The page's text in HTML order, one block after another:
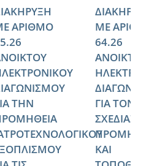
ΑΡΙΘΜΟ
ΤΗΝ
ΜΕ
64.26
ΑΝΟΙΚΤΟΥ
ΓΙΑ ΤΟΝ
ΚΑΙ